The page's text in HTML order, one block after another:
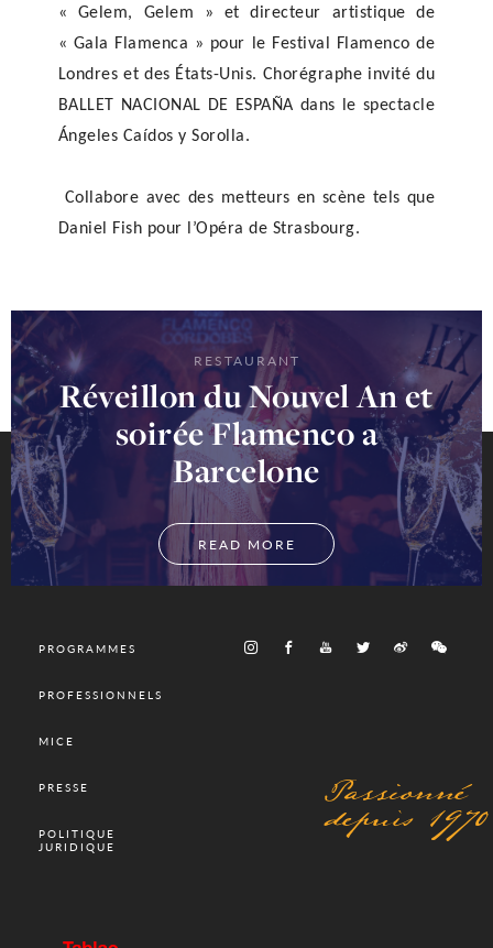
« Gelem, Gelem » et directeur artistique de
« Gala Flamenca » pour le Festival Flamenco de
Londres et des États-Unis. Chorégraphe invité du
BALLET NACIONAL DE ESPAÑA dans le spectacle
Ángeles Caídos y Sorolla.
Collabore avec des metteurs en scène tels que
Daniel Fish pour l’Opéra de Strasbourg.
RESTAURANT
Réveillon du Nouvel An et
soirée Flamenco a
Barcelone
READ MORE
PROGRAMMES
PROFESSIONNELS
MICE
PRESSE
POLITIQUE
JURIDIQUE
Passionné
depuis 1970